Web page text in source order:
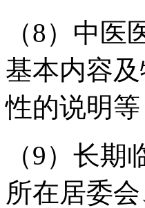
（8）中
基本内容
性的说明等
（9）长
所在居委